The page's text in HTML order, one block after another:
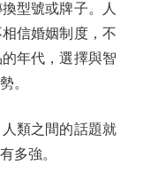
型號或牌子。人
信婚姻制度，不
年代，選擇與智
。
類之間的話題就
多強。